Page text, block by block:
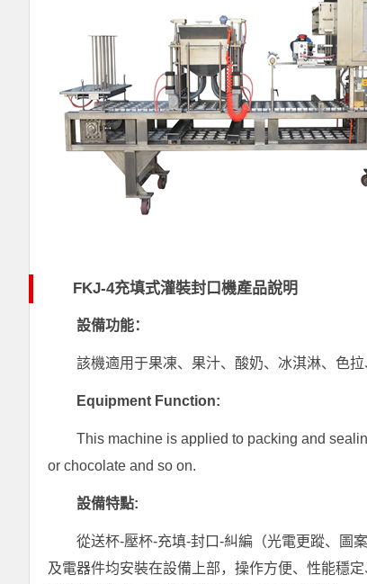
FKJ-4充填式灌裝封口機產品說明
設備功能：
該機適用于果凍、果汁、酸奶、冰淇淋、色
Equipment Function:
This machine is applied to packing and
or chocolate and so on.
設備特點:
從送杯-壓杯-充填-封口-糾編（光電更蹤、圖
及電器件均安裝在設備上部，操作方便、性能穩